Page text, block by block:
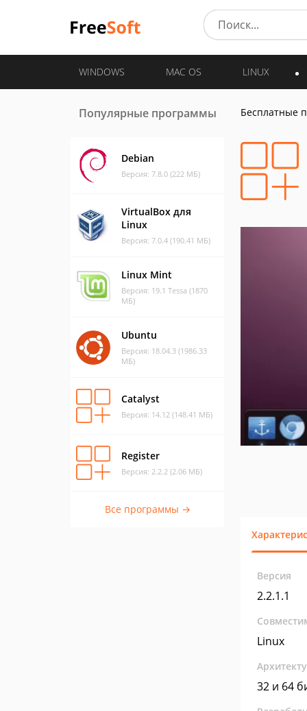
WINDOWS MAC OS LINUX
Популярные программы
Debian
Версия: 7.8.0 (222 МБ)
VirtualBox для
Linux
Версия: 7.0.4 (190.41 МБ)
Linux Mint
Версия: 19.1 Tessa (1870
МБ)
Ubuntu
Версия: 18.04.3 (1986.33
МБ)
Catalyst
Версия: 14.12 (148.41 МБ)
Register
Версия: 2.2.2 (2.06 МБ)
Все программы →
Бесплатные
Версия
2.2.1.1
Linux
32 и 64